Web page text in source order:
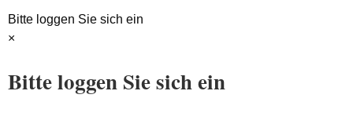
Bitte loggen Sie sich ein
×
Bitte loggen Sie sich ein